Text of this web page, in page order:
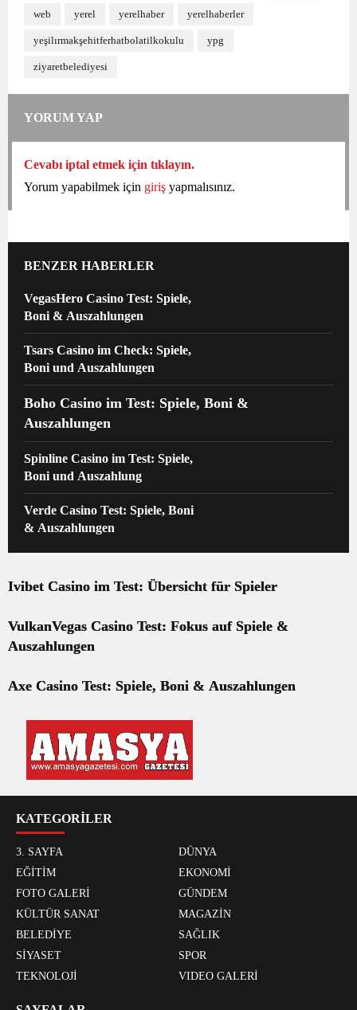
web yerel yerelhaber yerelhaberler
yeşilırmakşehitferhatbolatilkokulu ypg
ziyaretbelediyesi
YORUM YAP
Cevabı iptal etmek için tıklayın.
Yorum yapabilmek için giriş yapmalısınız.
BENZER HABERLER
VegasHero Casino Test: Spiele,
Boni & Auszahlungen
Tsars Casino im Check: Spiele,
Boni und Auszahlungen
Boho Casino im Test: Spiele, Boni &
Auszahlungen
Spinline Casino im Test: Spiele,
Boni und Auszahlung
Verde Casino Test: Spiele, Boni
& Auszahlungen
Ivibet Casino im Test: Übersicht für Spieler
VulkanVegas Casino Test: Fokus auf Spiele &
Auszahlungen
Axe Casino Test: Spiele, Boni & Auszahlungen
KATEGORİLER
3. SAYFA
DÜNYA
EĞİTİM
EKONOMİ
FOTO GALERİ
GÜNDEM
KÜLTÜR SANAT
MAGAZİN
BELEDİYE
SAĞLIK
SİYASET
SPOR
TEKNOLOJİ
VIDEO GALERİ